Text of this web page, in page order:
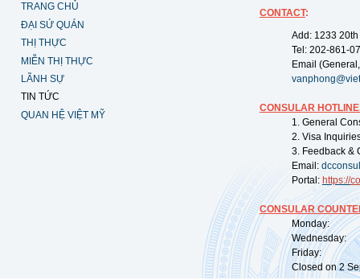
TRANG CHỦ
ĐẠI SỨ QUÁN
THỊ THỰC
MIỄN THỊ THỰC
LÃNH SỰ
TIN TỨC
QUAN HỆ VIỆT MỸ
CONTACT:
Add: 1233
Tel: 202-861-
Email
CONSULAR
1. General
2. Visa
3. Feedback &
Email:
Portal: https://
CONSULAR
Monday:
Wednesday:
Friday:
Closed on 2